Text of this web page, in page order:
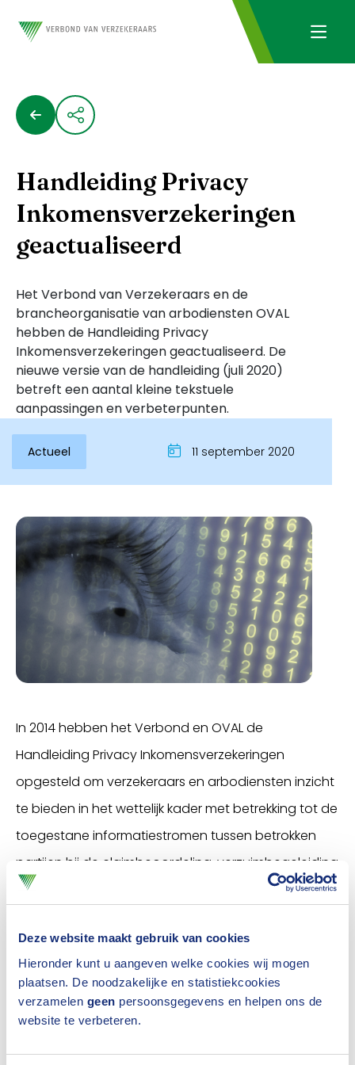
Deze website maakt gebruik van cookies
Hieronder kunt u aangeven welke cookies wij mogen
plaatsen. De noodzakelijke en statistiekcookies
verzamelen geen persoonsgegevens en helpen ons de
website te verbeteren.
Inloggen
Handleiding Privacy
Inkomensverzekeringen
geactualiseerd
Het Verbond van Verzekeraars en de
brancheorganisatie van arbodiensten OVAL
hebben de Handleiding Privacy
Inkomensverzekeringen geactualiseerd. De
nieuwe versie van de handleiding (juli 2020)
betreft een aantal kleine tekstuele
aanpassingen en verbeterpunten.
Actueel 11 september 2020
In 2014 hebben het Verbond en OVAL de
Handleiding Privacy Inkomensverzekeringen
opgesteld om verzekeraars en arbodiensten inzicht
te bieden in het wettelijk kader met betrekking tot de
toegestane informatiestromen tussen betrokken
partijen bij de claimbeoordeling, verzuimbegeleiding
en re-integratie van zieke en/of arbeidsongeschikte
invulling van de (U)AVG en de daarop gebaseerde
Gedragscode Verwerking Persoonsgegevens
Verzekeraars. De handleiding omvat ook de al
eerder opgestelde Handleiding Privacy
Verzuimverzekeringen, uitgebreid met richtlijnen